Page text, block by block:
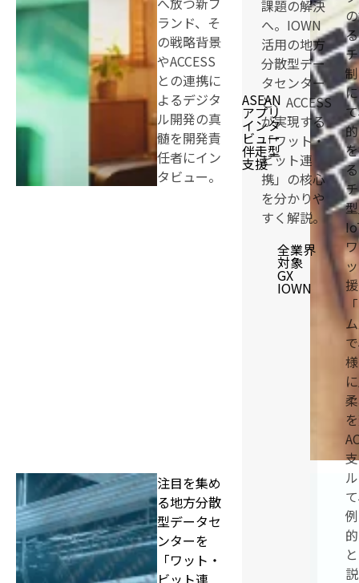
ランド、そ
の戦略背景
やACCESS
との連携に
よるデジタ
ル開発の真
髄を開発責
任者にイン
タビュー。
ASEAN
アプリ
インタ
ビュー
伴走型
支援
注目を集め
る地方分散
型データセ
ンターを
「ワット・
ビット連
課題の解決
へ。IOWN
活用の地方
分散型デー
タセンター
と、ACCESS
が実現する
「ワット・
ビット連
携」の核心
を分かりや
すく解説。
全業界
対象
GX
IOWN